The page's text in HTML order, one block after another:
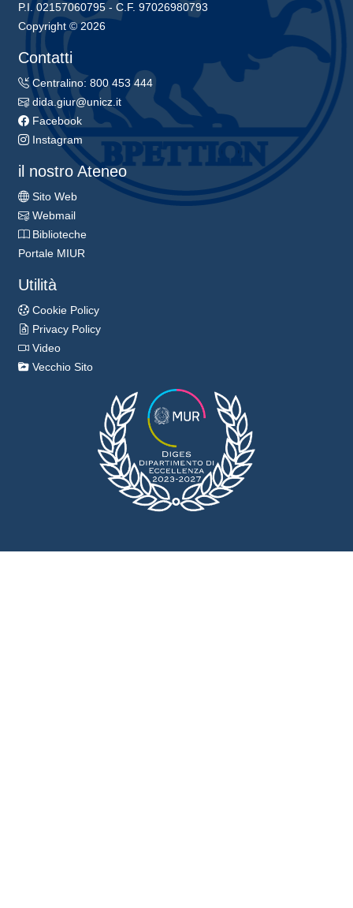
P.I. 02157060795 - C.F. 97026980793
Copyright © 2026
Contatti
Centralino: 800 453 444
dida.giur@unicz.it
Facebook
Instagram
il nostro Ateneo
Sito Web
Webmail
Biblioteche
Portale MIUR
Utilità
Cookie Policy
Privacy Policy
Video
Vecchio Sito